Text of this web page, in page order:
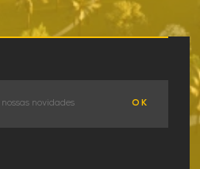
OK